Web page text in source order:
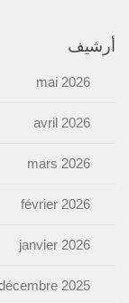
أرشيف
mai 2026
avril 2026
mars 2026
février 2026
janvier 2026
2025